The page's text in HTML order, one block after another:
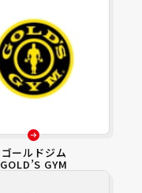
ゴールドジム
GOLD’S GYM